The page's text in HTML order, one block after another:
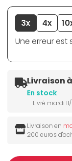
3x 4x
Une erreur est
Livraison
En stock
Livré mardi
Livraison en
200 euros